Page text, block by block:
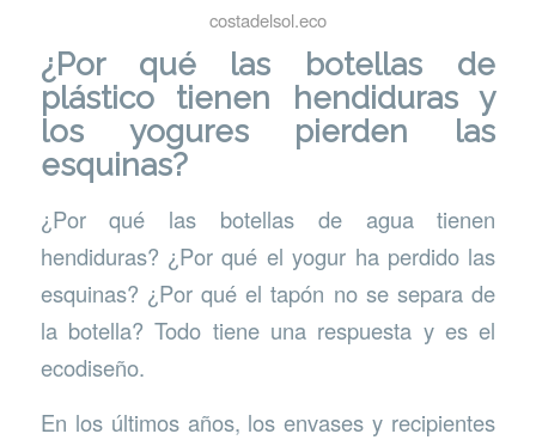
costadelsol.eco
¿Por qué las botellas de
plástico tienen hendiduras y
los yogures pierden las
esquinas?
¿Por qué las botellas de agua tienen
hendiduras? ¿Por qué el yogur ha perdido las
esquinas? ¿Por qué el tapón no se separa de
la botella? Todo tiene una respuesta y es el
ecodiseño.
En los últimos años, los envases y recipientes